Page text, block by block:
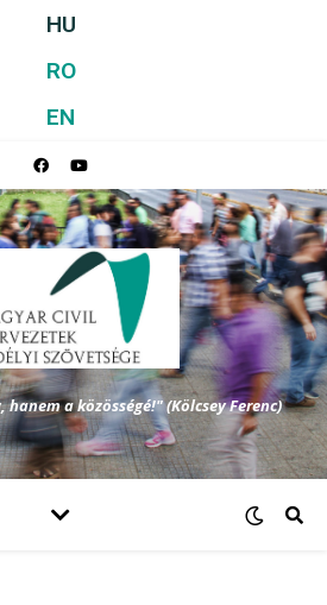
HU
RO
EN
a közösségé!" (Kölcsey Ferenc)